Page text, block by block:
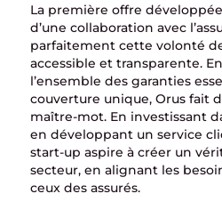
La première offre
d’une collaboration avec
parfaitement cette volonté
accessible et transparente.
l’ensemble des garanties
couverture unique, Orus fait
maître-mot. En investissant
en développant un service
start-up aspire à créer un
secteur, en alignant les
ceux des assurés.